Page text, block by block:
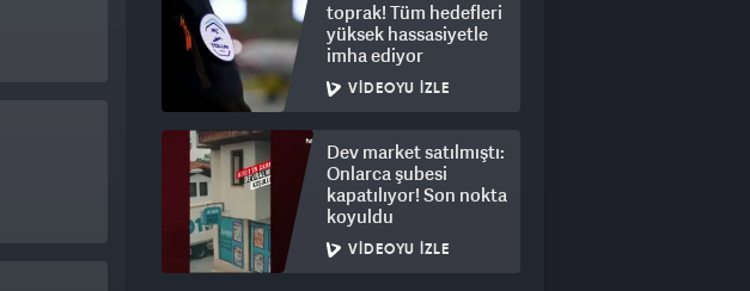
toprak! Tüm hedefleri
yüksek hassasiyetle
imha ediyor
VIDEOYU İZLE
Dev market satılmıştı:
Onlarca şubesi
kapatılıyor! Son nokta
koyuldu
VIDEOYU İZLE